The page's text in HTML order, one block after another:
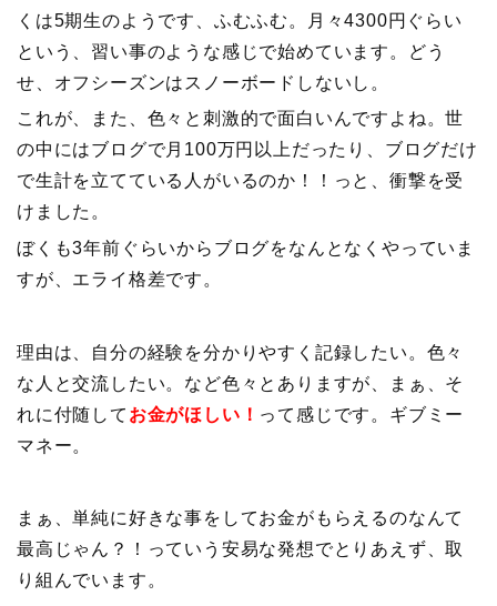
くは5期生のようです、ふむふむ。月々4300円ぐらい
という、習い事のような感じで始めています。どう
せ、オフシーズンはスノーボードしないし。
これが、また、色々と刺激的で面白いんですよね。世
の中にはブログで月100万円以上だったり、ブログだけ
で生計を立てている人がいるのか！！っと、衝撃を受
けました。
ぼくも3年前ぐらいからブログをなんとなくやっていま
すが、エライ格差です。
理由は、自分の経験を分かりやすく記録したい。色々
な人と交流したい。など色々とありますが、まぁ、そ
れに付随して お金がほしい！ って感じです。ギブミー
マネー。
まぁ、単純に好きな事をしてお金がもらえるのなんて
最高じゃん？！っていう安易な発想でとりあえず、取
り組んでいます。